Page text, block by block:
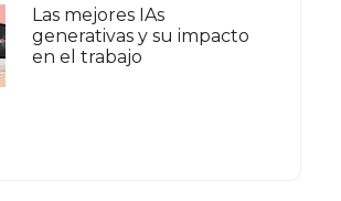
Las mejores IAs
generativas y su impacto
en el trabajo